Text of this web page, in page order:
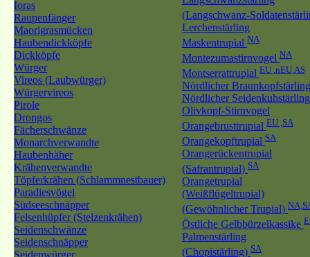
Ioras
Raupenfänger
Maorigrasmücken
Haubendickköpfe
Dickköpfe
Würger
Vireos (Laubwürger)
Würgervireos
Pirole
Drongos
Fächerschwänze
Monarchverwandte
Haubenhäher
Krähenverwandte
Töpferkrähen (Schlammnestbauer)
Paradiesvögel
Südseeschnäpper
Felsenhüpfer (Stelzenkrähen)
Seidenschwänze
Seidenschnäpper
Seidenwürger
(Langschwanz-
Lerchenstärling
Maskentrupial NA
Montezumastirnvogel NA
Montserrattrupial EU ,nEU,AS
Nördlicher Braunkopfstärling
Nördlicher Seidenkuhstärling
Olivkopf-Stirnvogel
Orangebrusttrupial EU ,SA
Orangekopftrupial SA
Orangerückentrupial
(Safrantrupial) SA
Orangetrupial
(Weißflügeltrupial)
(Gewöhnlicher Trupial)
Östliche Gelbbürzelkassike
Palmenstärling
(Chopistärling) SA